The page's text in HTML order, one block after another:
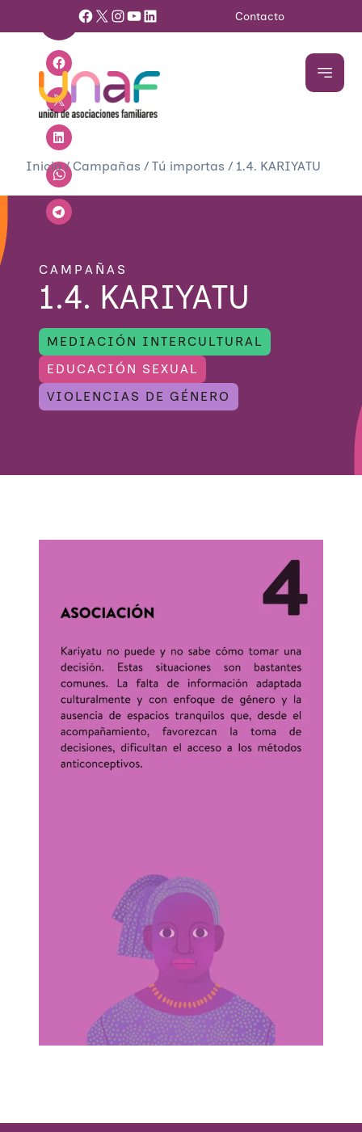
Facebook X InstagramYouTube LinkedIn Contacto
Inicio/Campañas / Tú importas / 1.4. KARIYATU
CAMPAÑAS
1.4. KARIYATU
MEDIACIÓN INTERCULTURAL
EDUCACIÓN SEXUAL
VIOLENCIAS DE GÉNERO